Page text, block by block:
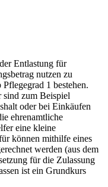
Entlastung für
nutzen zu
1 bestehen.
sind zum Beispiel
oder bei Einkäufen
ehrenamtliche
eine kleine
können mithilfe eines
werden (aus dem
für die Zulassung
ist ein Grundkurs